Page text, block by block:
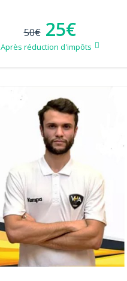
50€ 25€
Après réduction d'impôts